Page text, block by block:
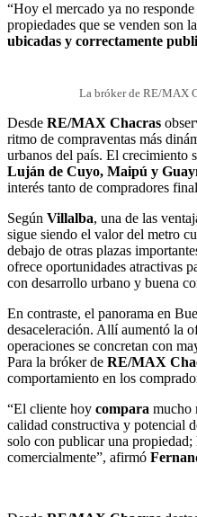
“Hoy el mercado ya no
propiedades que se venden son
ubicadas y correctamente
La bróker de RE/MAX
Desde RE/MAX Chacras
ritmo de compraventas más
urbanos del país. El crecimiento
Luján de Cuyo, Maipú y
interés tanto de compradores
Según Villalba, una de las
sigue siendo el valor del metro
debajo de otras plazas
ofrece oportunidades atractivas
con desarrollo urbano y buena
En contraste, el panorama en
desaceleración. Allí aumentó la
operaciones se concretan con
Para la bróker de RE/MAX
comportamiento en los
“El cliente hoy compara mucho
calidad constructiva y potencial
solo con publicar una propiedad;
comercialmente”, afirmó